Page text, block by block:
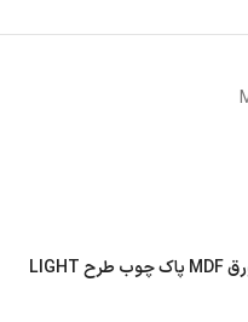
اولین کسی باشید که دیدگاهی می نویسد “ورق MDF پاک چوب طرح LIGHT